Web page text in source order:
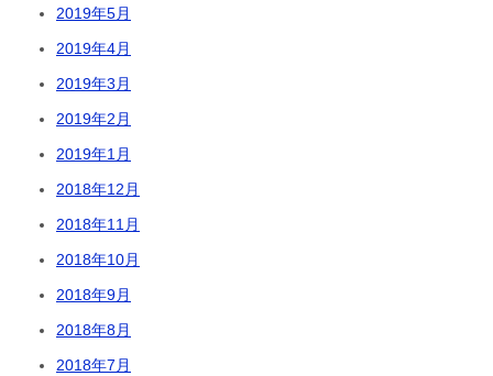
2019年5月
2019年4月
2019年3月
2019年2月
2019年1月
2018年12月
2018年11月
2018年10月
2018年9月
2018年8月
2018年7月